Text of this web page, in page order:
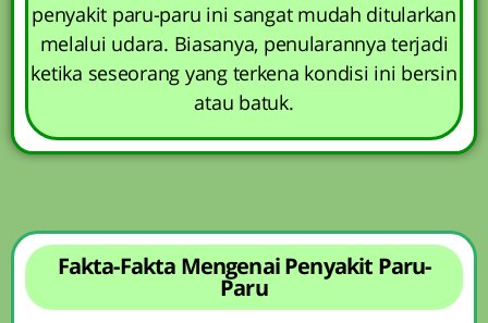
penyakit paru-paru ini sangat mudah ditularkan
melalui udara. Biasanya, penularannya terjadi
ketika seseorang yang terkena kondisi ini bersin
atau batuk.
Fakta-Fakta Mengenai Penyakit Paru-
Paru